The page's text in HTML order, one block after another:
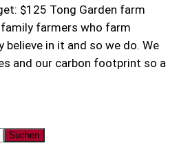
$125 Tong Garden farm
farmers who farm
believe in it and so we do. We
and our carbon footprint so a
Suchen